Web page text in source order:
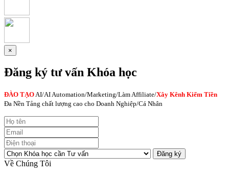
×
Đăng ký tư vấn Khóa học
ĐÀO TẠOAI/AI Automation/Marketing/Làm Affiliate/Xây Kênh Kiếm Tiền
Đa Nền Tảng chất lượng cao cho Doanh Nghiệp/Cá Nhân
Đăng ký
Về Chúng Tôi